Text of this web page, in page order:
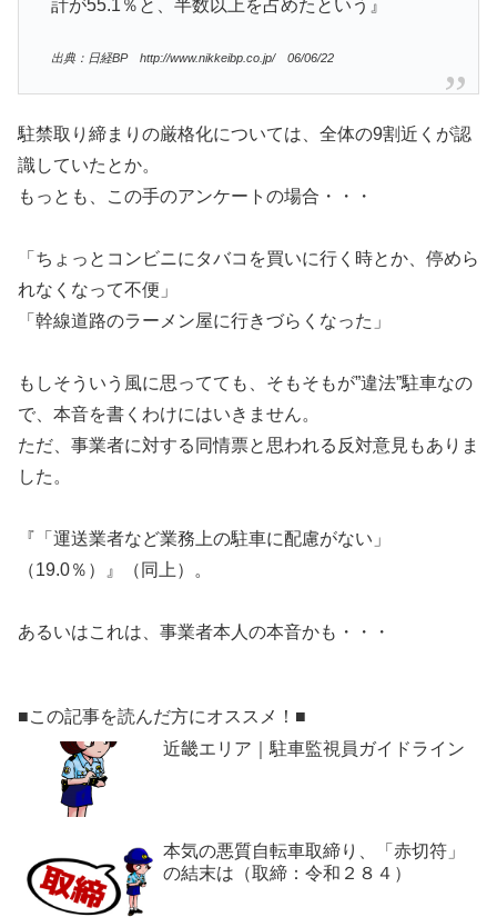
計が55.1％と、半数以上を占めたという』
出典：日経BP http://www.nikkeibp.co.jp/ 06/06/22
駐禁取り締まりの厳格化については、全体の9割近くが認
識していたとか。
もっとも、この手のアンケートの場合・・・
「ちょっとコンビニにタバコを買いに行く時とか、停めら
れなくなって不便」
「幹線道路のラーメン屋に行きづらくなった」
もしそういう風に思ってても、そもそもが”違法”駐車なの
で、本音を書くわけにはいきません。
ただ、事業者に対する同情票と思われる反対意見もありま
した。
『「運送業者など業務上の駐車に配慮がない」
（19.0％）』（同上）。
あるいはこれは、事業者本人の本音かも・・・
■この記事を読んだ方にオススメ！■
近畿エリア｜駐車監視員ガイドライン
本気の悪質自転車取締り、「赤切符」
の結末は（取締：令和２８４）